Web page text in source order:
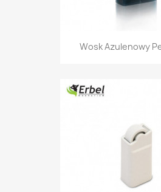
Wosk Azulenowy